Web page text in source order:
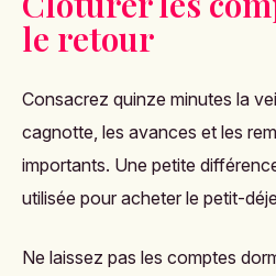
le retour
Consacrez quinze minutes la
cagnotte, les avances et les
importants. Une petite
utilisée pour acheter le petit-
Ne laissez pas les comptes